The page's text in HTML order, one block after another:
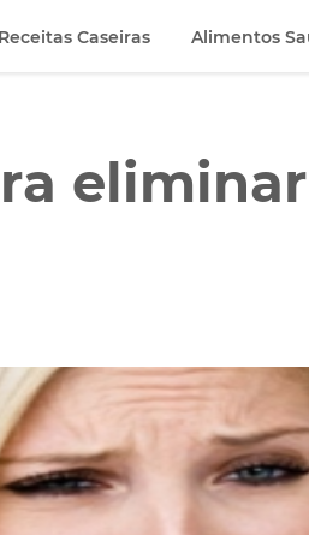
Receitas Caseiras Alimentos